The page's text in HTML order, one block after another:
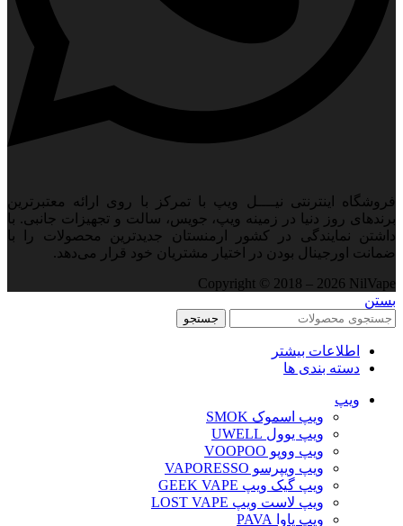
فروشگاه اینترنتی نیــــل ویپ با تمرکز با روی ارائه معتبرترین
برندهای روز دنیا در زمینه ویپ، جویس، سالت و تجهیزات جانبی. با
داشتن نمایندگی در کشور ارمنستان جدید‌ترین محصولات را با
ضمانت اورجینال بودن در اختیار مشتریان خود قرار می‌دهد.
Copyright © 2018 – 2026 NilVape
بستن
جستجو
اطلاعات بیشتر
دسته بندی ها
ویپ‌
ویپ اسموک SMOK
ویپ یوول UWELL
ویپ ووپو VOOPOO
ویپ ویپرسو VAPORESSO
ویپ گیک ویپ GEEK VAPE
ویپ لاست ویپ LOST VAPE
ویپ پاوا PAVA